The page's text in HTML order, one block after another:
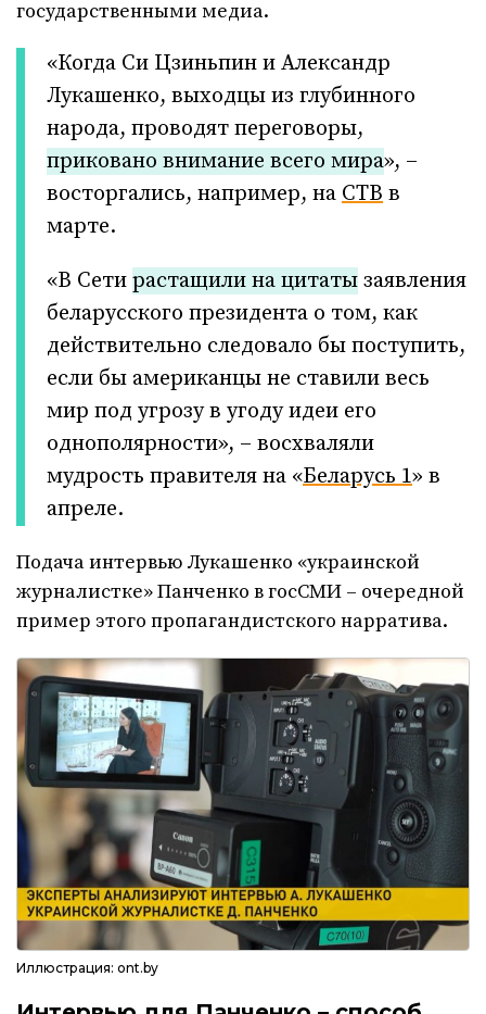
государственными медиа.
«Когда Си Цзиньпин и Александр
Лукашенко, выходцы из глубинного
народа, проводят переговоры,
приковано внимание всего мира», –
восторгались, например, на СТВ в
марте.
«В Сети растащили на цитаты заявления
беларусского президента о том, как
действительно следовало бы поступить,
если бы американцы не ставили весь
мир под угрозу в угоду идеи его
однополярности», – восхваляли
мудрость правителя на «Беларусь 1» в
апреле.
Подача интервью Лукашенко «украинской
журналистке» Панченко в госСМИ – очередной
пример этого пропагандистского нарратива.
Иллюстрация: ont.by